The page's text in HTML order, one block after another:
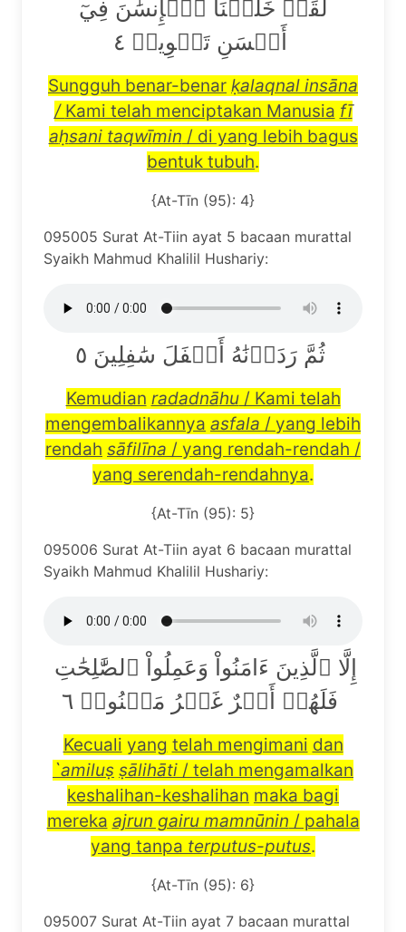
لَقَدۡ خَلَقۡنَا ٱلۡإِنسَٰنَ فِيٓ
Sungguh benar-benar ḳalaqnal insāna
/ Kami telah menciptakan Manusia fī
aḥsani taqwīmin / di yang lebih bagus
bentuk tubuh.
{At-Tīn (95): 4}
095005 Surat At-Tiin ayat 5 bacaan murattal
Syaikh Mahmud Khalilil Hushariy:
ثُمَّ رَدَدۡنَٰهُ أَسۡفَلَ سَٰفِلِينَ ٥
Kemudian radadnāhu/ Kami telah
mengembalikannya asfala / yang lebih
rendah sāfilīna / yang rendah-rendah /
yang serendah-rendahnya.
{At-Tīn (95): 5}
095006 Surat At-Tiin ayat 6 bacaan murattal
Syaikh Mahmud Khalilil Hushariy:
إِلَّا ٱلَّذِينَ ءَامَنُواْ وَعَمِلُواْ ٱلصَّٰلِحَٰتِ
Kecuali yang telah mengimani dan
`amiluṣ ṣālihāti / telah mengamalkan
keshalihan-keshalihan maka bagi
mereka ajrun gairu mamnūnin / pahala
yang tanpa terputus-putus.
{At-Tīn (95): 6}
095007 Surat At-Tiin ayat 7 bacaan murattal